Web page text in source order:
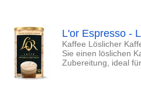
L'or Espresso -
Kaffee Löslicher
Sie einen löslichen
Zubereitung, ideal